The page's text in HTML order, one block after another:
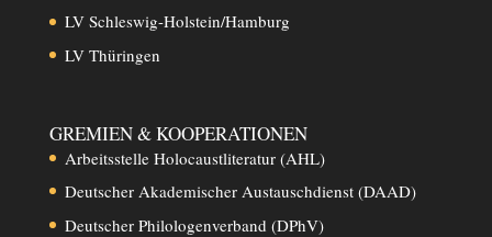
LV Schleswig-Holstein/Hamburg
LV Thüringen
GREMIEN & KOOPERATIONEN
Arbeitsstelle Holocaustliteratur (AHL)
Deutscher Akademischer Austauschdienst (DAAD)
Deutscher Philologenverband (DPhV)